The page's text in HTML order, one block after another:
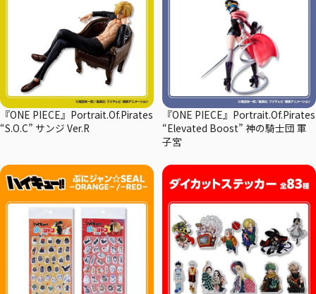
『ONE PIECE』Portrait.Of.Pirates
“S.O.C” サンジ Ver.R
『ONE PIECE』Portrait.Of.Pirates
“Elevated Boost” 神の騎士団 軍
子宮